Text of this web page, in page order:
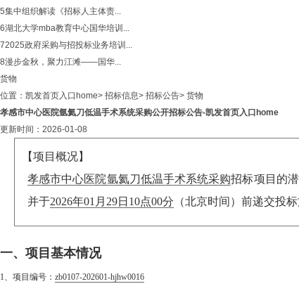
5集中组织解读《招标人主体责...
6湖北大学mba教育中心国华培训...
72025政府采购与招投标业务培训...
8漫步金秋，聚力江滩——国华...
货物
位置： 凯发首页入口home> 招标信息> 招标公告> 货物
孝感市中心医院氩氦刀低温手术系统采购公开招标公告-凯发首页入口home
更新时间：2026-01-08
【项目概况】
孝感市中心医院氩氦刀低温手术系统采购招标项目的
并于2026年01月29日10点00分 （北京时间）前递交投标
一、项目基本情况
1、项目编号： zb0107-202601-hjhw0016